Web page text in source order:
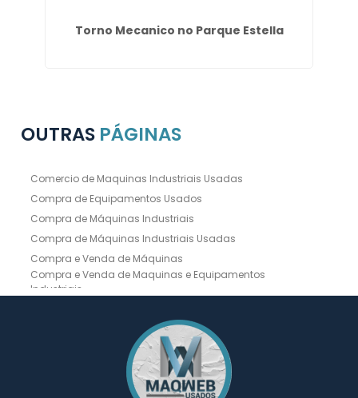
Torno Mecanico no Parque Estella
OUTRAS PÁGINAS
Comercio de Maquinas Industriais Usadas
Compra de Equipamentos Usados
Compra de Máquinas Industriais
Compra de Máquinas Industriais Usadas
Compra e Venda de Máquinas
Compra e Venda de Maquinas e Equipamentos
Industriais
Compra e Venda de Máquinas Operatrizes
Dobradeira CNC Usada
Dobradeira de Chapa Hidráulica Usada
Dobradeira de Chapas
Dobradeira Hidráulica